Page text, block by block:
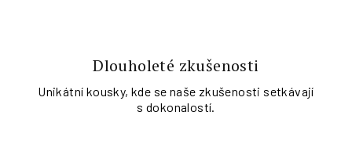
Dlouholeté zkušenosti
Unikátní kousky, kde se naše zkušenosti setkávají
s dokonalostí.